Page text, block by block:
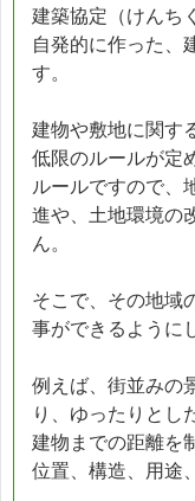
建築協定（けんち
自発的に作った、
す。
建物や敷地に関す
低限のルールが定
ルールですので、
進や、土地環境の
ん。
そこで、その地域
事ができるように
例えば、街並みの
り、ゆったりとし
建物までの距離を
位置、構造、用途